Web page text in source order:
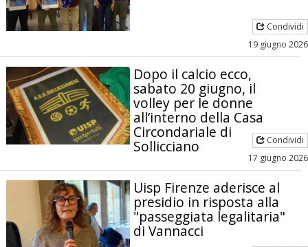
Condividi
19 giugno 2026
Dopo il calcio ecco,
sabato 20 giugno, il
volley per le donne
all’interno della Casa
Circondariale di
Sollicciano
Condividi
17 giugno 2026
Uisp Firenze aderisce al
presidio in risposta alla
"passeggiata legalitaria"
di Vannacci